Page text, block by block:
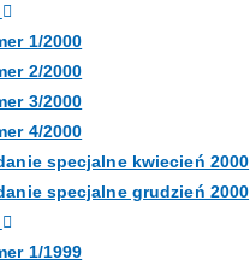
1/2000
2/2000
3/2000
4/2000
specjalne kwiecień 2000
specjalne grudzień 2000
1/1999